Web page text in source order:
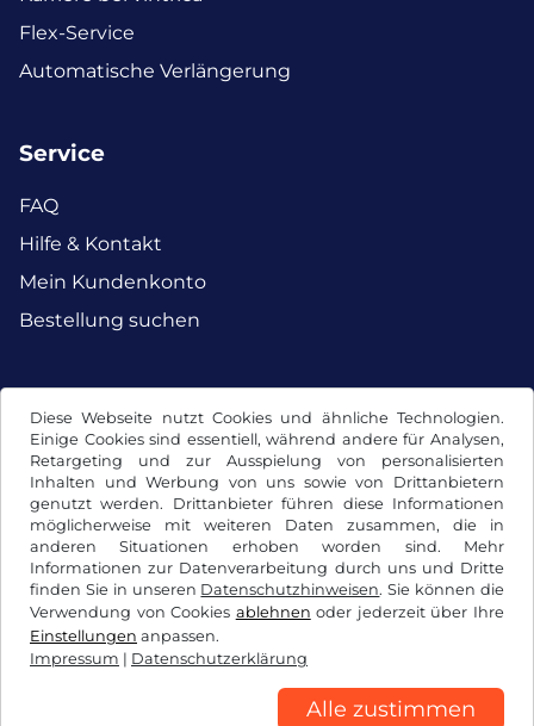
Diese Webseite nutzt Cookies und ähnliche Technologien.
Einige Cookies sind essentiell, während andere für Analysen,
Retargeting und zur Ausspielung von personalisierten
Inhalten und Werbung von uns sowie von Drittanbietern
genutzt werden. Drittanbieter führen diese Informationen
möglicherweise mit weiteren Daten zusammen, die in
anderen Situationen erhoben worden sind. Mehr
Informationen zur Datenverarbeitung durch uns und Dritte
finden Sie in unseren Datenschutzhinweisen. Sie können die
Verwendung von Cookies ablehnen oder jederzeit über Ihre
Einstellungen anpassen.
Impressum | Datenschutzerklärung
Alle zustimmen
Flex-Service
Automatische Verlängerung
Service
FAQ
Hilfe & Kontakt
Mein Kundenkonto
Bestellung suchen
Facebook Instagram
AGB / Widerrufsrecht
Datenschutzerklärung